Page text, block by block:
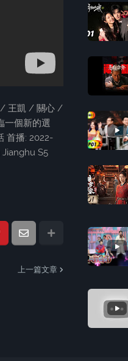
/ 王凱 / 關心 /
一個新的選
首播: 2022-
S5
上一篇文章